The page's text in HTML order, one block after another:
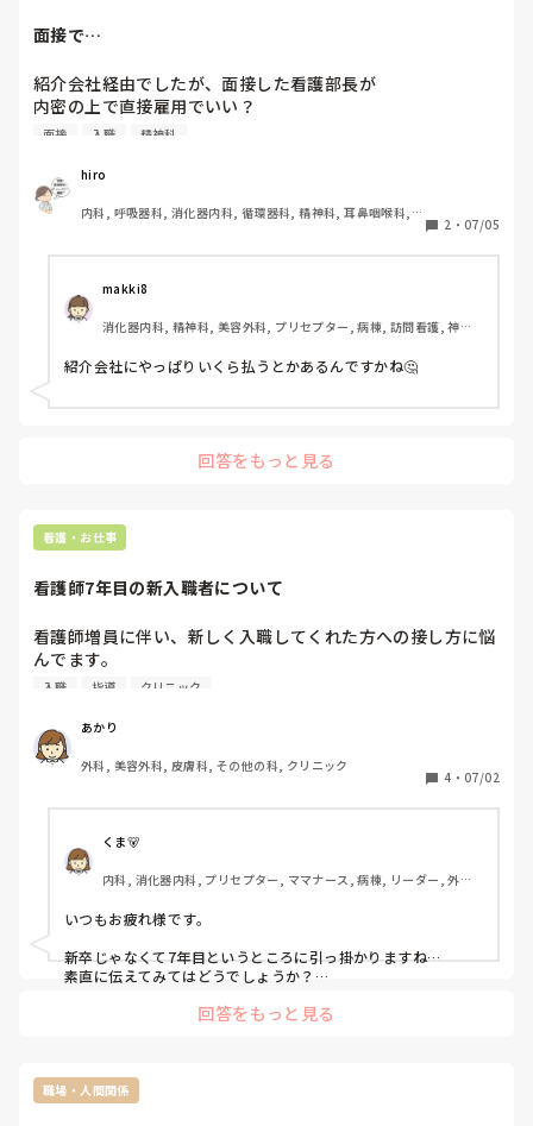
面接で…
紹介会社経由でしたが、面接した看護部長が
内密の上で直接雇用でいい？
みたいに…
まぁ市内だし、いいか…みたいに後ろめたいことはあります
が働き始めました
この下で働けるなら頑張ってみよう、みたいに思える人で。
7月から働いています。
てか、やはり永遠の新人状態やん(笑)
面接 入職 精神科
hiro
内科, 呼吸器科, 消化器内科, 循環器科, 精神科, 耳鼻咽喉科,
2 ・ 07/05
makki8
消化器内科, 精神科, 美容外科, プリセプター, 病棟, 訪問看護, 神経
紹介会社にやっぱりいくら払うとかあるんですかね🤔
回答をもっと見る
看護・お仕事
看護師7年目の新入職者について
看護師増員に伴い、新しく入職してくれた方への接し方に悩
んでます。
仕事ができる・できない以前に人として、社会人としてこれ
それらが職場内に支障をきたすのは避けたいですが、対応の
仕方がわかりません。
①業務を教えてもらう際の相槌が「うん、うん」「あー、そ
っかー、うん」という様子
②先輩の説明を聞きながら、クロックス脱いだり履いたり、
足元に緊張感がない
③教えてもらったり、ほかスタッフが手伝った事に対して
「ありがとうございます」など感謝の言葉がない
他にも色々ありますが。
看護師7年目のこの方への指導や対応、接し方のアドバイス
入職 指導 クリニック
あかり
外科, 美容外科, 皮膚科, その他の科, クリニック
4 ・ 07/02
くま🐻
内科, 消化器内科, プリセプター, ママナース, 病棟, リーダー, 外来,
いつもお疲れ様です。
新卒じゃなくて7年目というところに引っ掛かりますね…
素直に伝えてみてはどうでしょうか？
ついているのなら、その方に相談して、その現場ですぐに注意
の人）から指摘されるのとでは印象が違うと思うので、見たま
んまの時に指摘するの方がトラブルにもならないかなと思いま
回答をもっと見る
職場・人間関係